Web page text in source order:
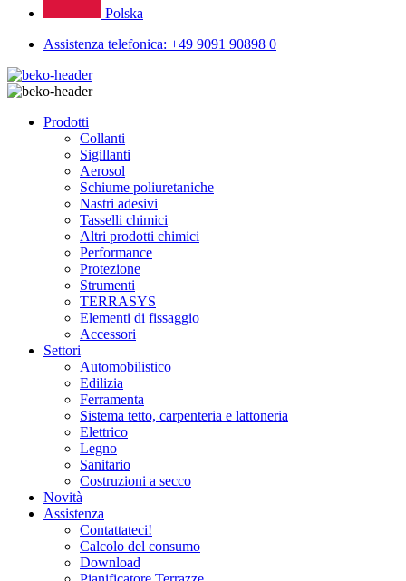
Polska
Assistenza telefonica: +49 9091 90898 0
Prodotti
Collanti
Sigillanti
Aerosol
Schiume poliuretaniche
Nastri adesivi
Tasselli chimici
Altri prodotti chimici
Performance
Protezione
Strumenti
TERRASYS
Elementi di fissaggio
Accessori
Settori
Automobilistico
Edilizia
Ferramenta
Sistema tetto, carpenteria e lattoneria
Elettrico
Legno
Sanitario
Costruzioni a secco
Novità
Assistenza
Contattateci!
Calcolo del consumo
Download